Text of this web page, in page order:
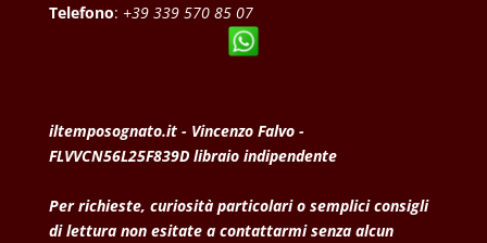
Telefono: +39 339 570 85 07
iltemposognato.it - Vincenzo Falvo -
FLVVCN56L25F839D libraio indipendente
Per richieste, curiosità particolari o semplici consigli
di lettura non esitate a contattarmi senza alcun